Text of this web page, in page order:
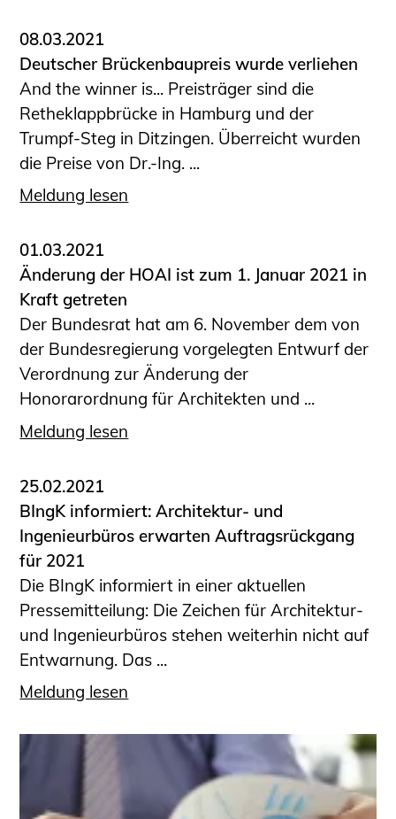
08.03.2021
Deutscher Brückenbaupreis wurde verliehen
And the winner is... Preisträger sind die
Retheklappbrücke in Hamburg und der
Trumpf-Steg in Ditzingen. Überreicht wurden
die Preise von Dr.-Ing. ...
Meldung lesen
01.03.2021
Änderung der HOAI ist zum 1. Januar 2021 in
Kraft getreten
Der Bundesrat hat am 6. November dem von
der Bundesregierung vorgelegten Entwurf der
Verordnung zur Änderung der
Honorarordnung für Architekten und ...
Meldung lesen
25.02.2021
BIngK informiert: Architektur- und
Ingenieurbüros erwarten Auftragsrückgang
für 2021
Die BIngK informiert in einer aktuellen
Pressemitteilung: Die Zeichen für Architektur-
und Ingenieurbüros stehen weiterhin nicht auf
Entwarnung. Das ...
Meldung lesen